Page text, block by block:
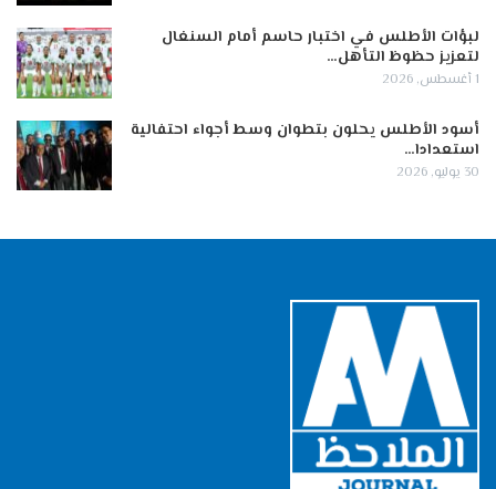
لبؤات الأطلس في اختبار حاسم أمام السنغال
لتعزيز حظوظ التأهل…
1 أغسطس, 2026
أسود الأطلس يحلون بتطوان وسط أجواء احتفالية
استعدادا…
30 يوليو, 2026